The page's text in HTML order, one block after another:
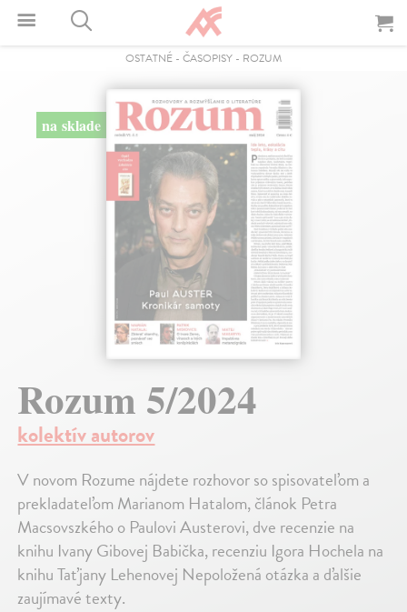
OSTATNÉ - ČASOPISY - ROZUM
na sklade
Rozum 5/2024
kolektív autorov
V novom Rozume nájdete rozhovor so spisovateľom a
prekladateľom Marianom Hatalom, článok Petra
Macsovszkého o Paulovi Austerovi, dve recenzie na
knihu Ivany Gibovej Babička, recenziu Igora Hochela na
knihu Taťjany Lehenovej Nepoložená otázka a ďalšie
zaujímavé texty.